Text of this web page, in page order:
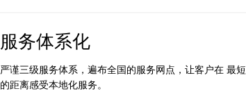
服务体系化
严谨三级服务体系，遍布全国的服务网点，让客户在 最短
的距离感受本地化服务。